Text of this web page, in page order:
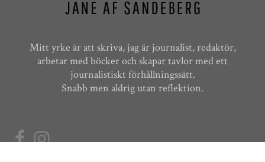
Mitt yrke är att skriva, jag är journalist, redaktör,
arbetar med böcker och skapar tavlor med ett
journalistiskt förhållningssätt.
Snabb men aldrig utan reflektion.